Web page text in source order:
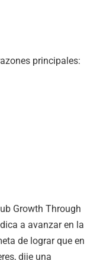
principales:
Growth Through
a avanzar en la
de lograr que en
dije una